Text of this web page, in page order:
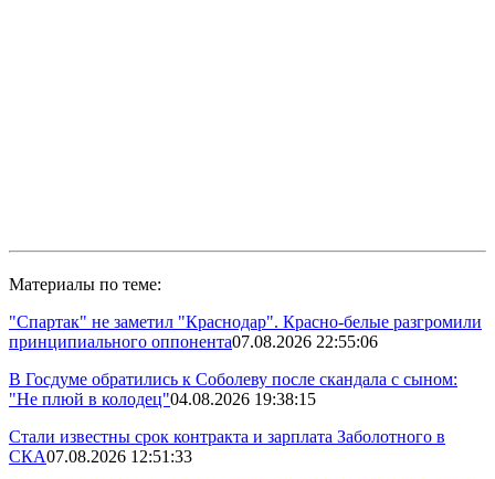
Материалы по теме:
"Спартак" не заметил "Краснодар". Красно-белые разгромили
принципиального оппонента07.08.2026 22:55:06
В Госдуме обратились к Соболеву после скандала с сыном:
"Не плюй в колодец"04.08.2026 19:38:15
Стали известны срок контракта и зарплата Заболотного в
СКА07.08.2026 12:51:33